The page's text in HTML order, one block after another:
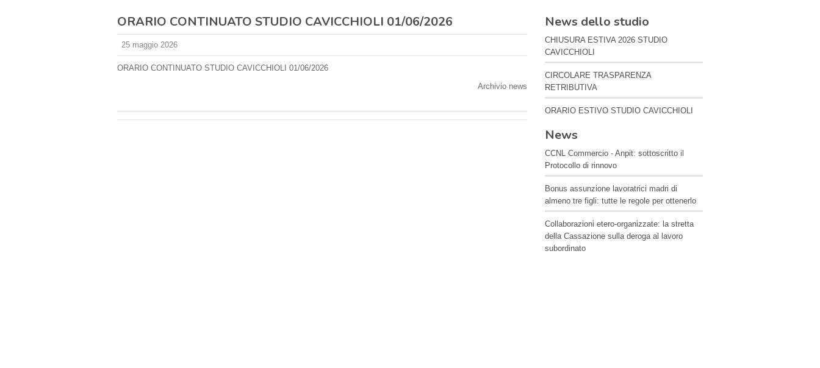
ORARIO CONTINUATO STUDIO CAVICCHIOLI 01/06/2026
25 maggio 2026
ORARIO CONTINUATO STUDIO CAVICCHIOLI 01/06/2026
Archivio news
News dello studio
CHIUSURA ESTIVA 2026 STUDIO
CAVICCHIOLI
CIRCOLARE TRASPARENZA
RETRIBUTIVA
ORARIO ESTIVO STUDIO CAVICCHIOLI
News
CCNL Commercio - Anpit: sottoscritto il
Protocollo di rinnovo
Bonus assunzione lavoratrici madri di
almeno tre figli: tutte le regole per ottenerlo
Collaborazioni etero-organizzate: la stretta
della Cassazione sulla deroga al lavoro
subordinato